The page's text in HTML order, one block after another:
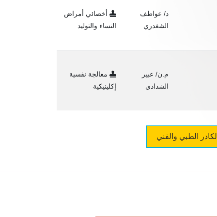
د/ عواطف
الشغدري
أخصائي أمراض
النساء والتوليد
م.ن/ عبير
الشدادي
معالجة نفسية
إكلينيكية
الطبي والفني